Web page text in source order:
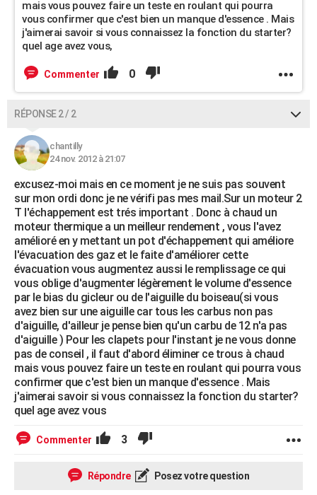
mais vous pouvez faire un teste en roulant qui pourra
vous confirmer que c'est bien un manque d'essence . Mais
j'aimerai savoir si vous connaissez la fonction du starter?
quel age avez vous,
Commenter 0
RÉPONSE 2 / 2
chantilly
24 nov. 2012 à 21:07
excusez-moi mais en ce moment je ne suis pas souvent
sur mon ordi donc je ne vérifi pas mes mail.Sur un moteur 2
T l'échappement est trés important . Donc à chaud un
moteur thermique a un meilleur rendement , vous l'avez
amélioré en y mettant un pot d'échappement qui améliore
l'évacuation des gaz et le faite d'améliorer cette
évacuation vous augmentez aussi le remplissage ce qui
vous oblige d'augmenter légèrement le volume d'essence
par le bias du gicleur ou de l'aiguille du boiseau(si vous
avez bien sur une aiguille car tous les carbus non pas
d'aiguille, d'ailleur je pense bien qu'un carbu de 12 n'a pas
d'aiguille ) Pour les clapets pour l'instant je ne vous donne
pas de conseil , il faut d'abord éliminer ce trous à chaud
mais vous pouvez faire un teste en roulant qui pourra vous
confirmer que c'est bien un manque d'essence . Mais
j'aimerai savoir si vous connaissez la fonction du starter?
quel age avez vous
Commenter 3
Répondre Posez votre question